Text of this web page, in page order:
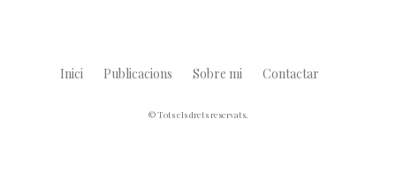
Inici Publicacions Sobre mi Contactar
© Tots els drets reservats.